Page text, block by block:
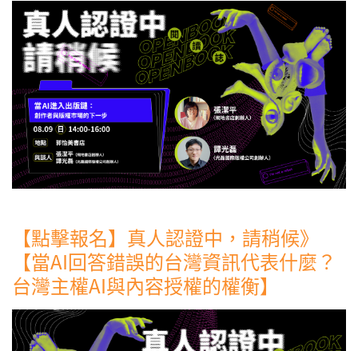
【點擊報名】真人認證中，請稍候》
【當AI回答錯誤的台灣資訊代表什麼？
台灣主權AI與內容授權的權衡】